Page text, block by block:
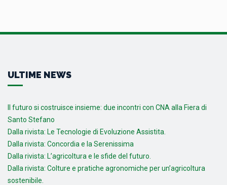
ULTIME NEWS
Il futuro si costruisce insieme: due incontri con CNA alla Fiera di
Santo Stefano
Dalla rivista: Le Tecnologie di Evoluzione Assistita.
Dalla rivista: Concordia e la Serenissima
Dalla rivista: L’agricoltura e le sfide del futuro.
Dalla rivista: Colture e pratiche agronomiche per un’agricoltura
sostenibile.